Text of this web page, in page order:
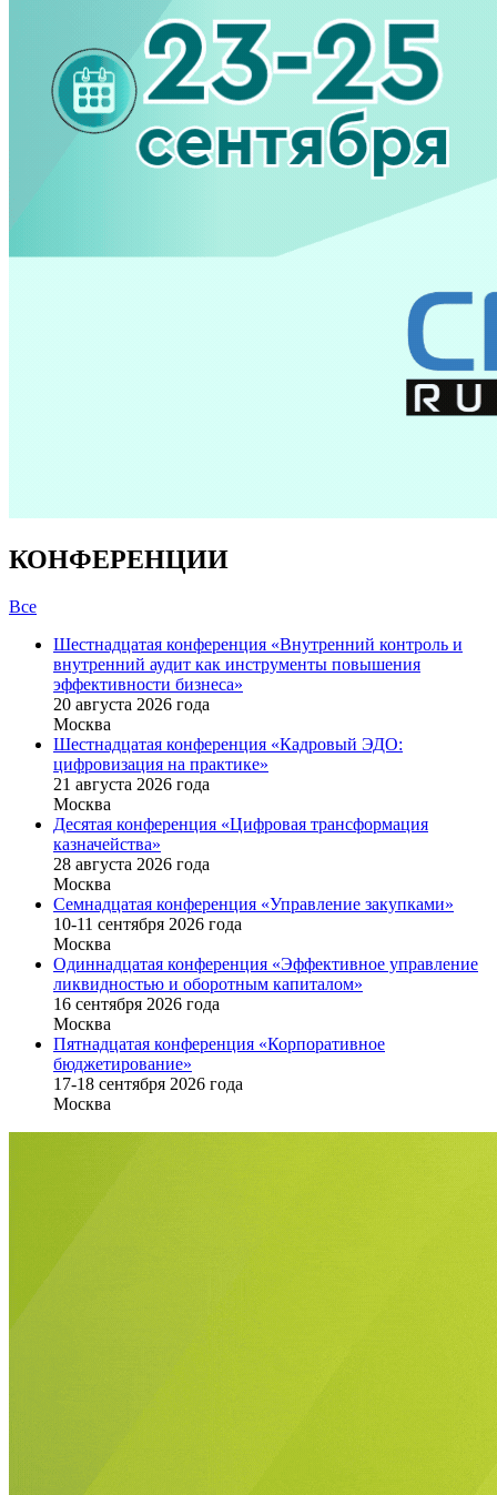
КОНФЕРЕНЦИИ
Все
Шестнадцатая конференция «Внутренний контроль и
внутренний аудит как инструменты повышения
эффективности бизнеса»
20 августа 2026 года
Москва
Шестнадцатая конференция «Кадровый ЭДО:
цифровизация на практике»
21 августа 2026 года
Москва
Десятая конференция «Цифровая трансформация
казначейства»
28 августа 2026 года
Москва
Семнадцатая конференция «Управление закупками»
10-11 сентября 2026 года
Москва
Одиннадцатая конференция «Эффективное управление
ликвидностью и оборотным капиталом»
16 cентября 2026 года
Москва
Пятнадцатая конференция «Корпоративное
бюджетирование»
17-18 сентября 2026 года
Москва